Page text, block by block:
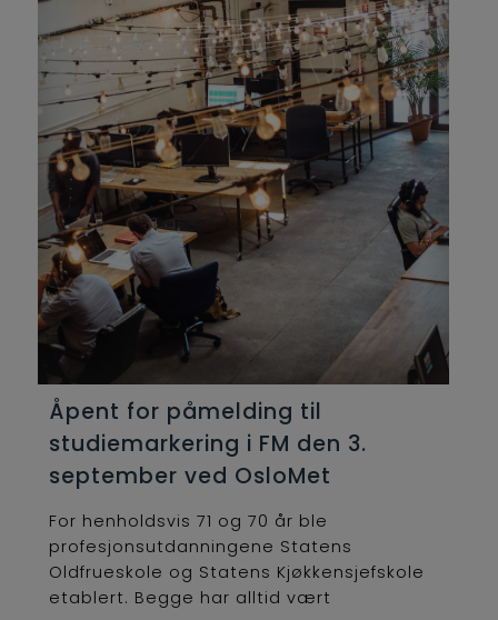
Åpent for påmelding til
studiemarkering i FM den 3.
september ved OsloMet
For henholdsvis 71 og 70 år ble
profesjonsutdanningene Statens
Oldfrueskole og Statens Kjøkkensjefskole
etablert. Begge har alltid vært